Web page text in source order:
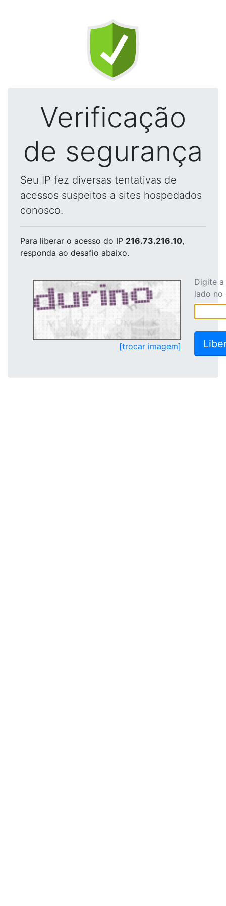
Verificação
de segurança
Seu IP fez diversas tentativas de
acessos suspeitos a sites hospedados
conosco.
Para liberar o acesso do IP 216.73.216.10,
responda ao desafio abaixo.
[trocar imagem]
Digite
lado no